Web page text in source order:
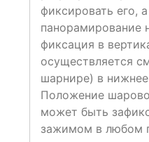
фиксировать его,
панорамирование
фиксация в
осуществляется
шарнире) в
Положение
может быть
зажимом в любом